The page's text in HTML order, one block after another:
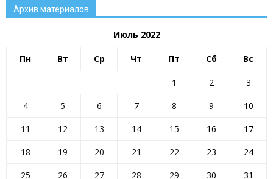
Архив материалов
Июль 2022
Пн Вт Ср Чт Пт Сб Вс
1 2
3
4
5 6 7 8 9
10
11
12 13 14 15 16
17
18
19 20 21 22 23
24
25
26 27 28 29 30 31